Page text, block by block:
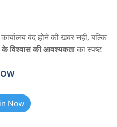
बंद होने की खबर नहीं, बल्कि
के विश्वास की आवश्यकताका स्पष्ट
Now